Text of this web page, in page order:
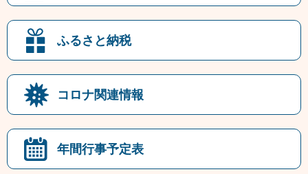
ふるさと納税
コロナ関連情報
年間行事予定表